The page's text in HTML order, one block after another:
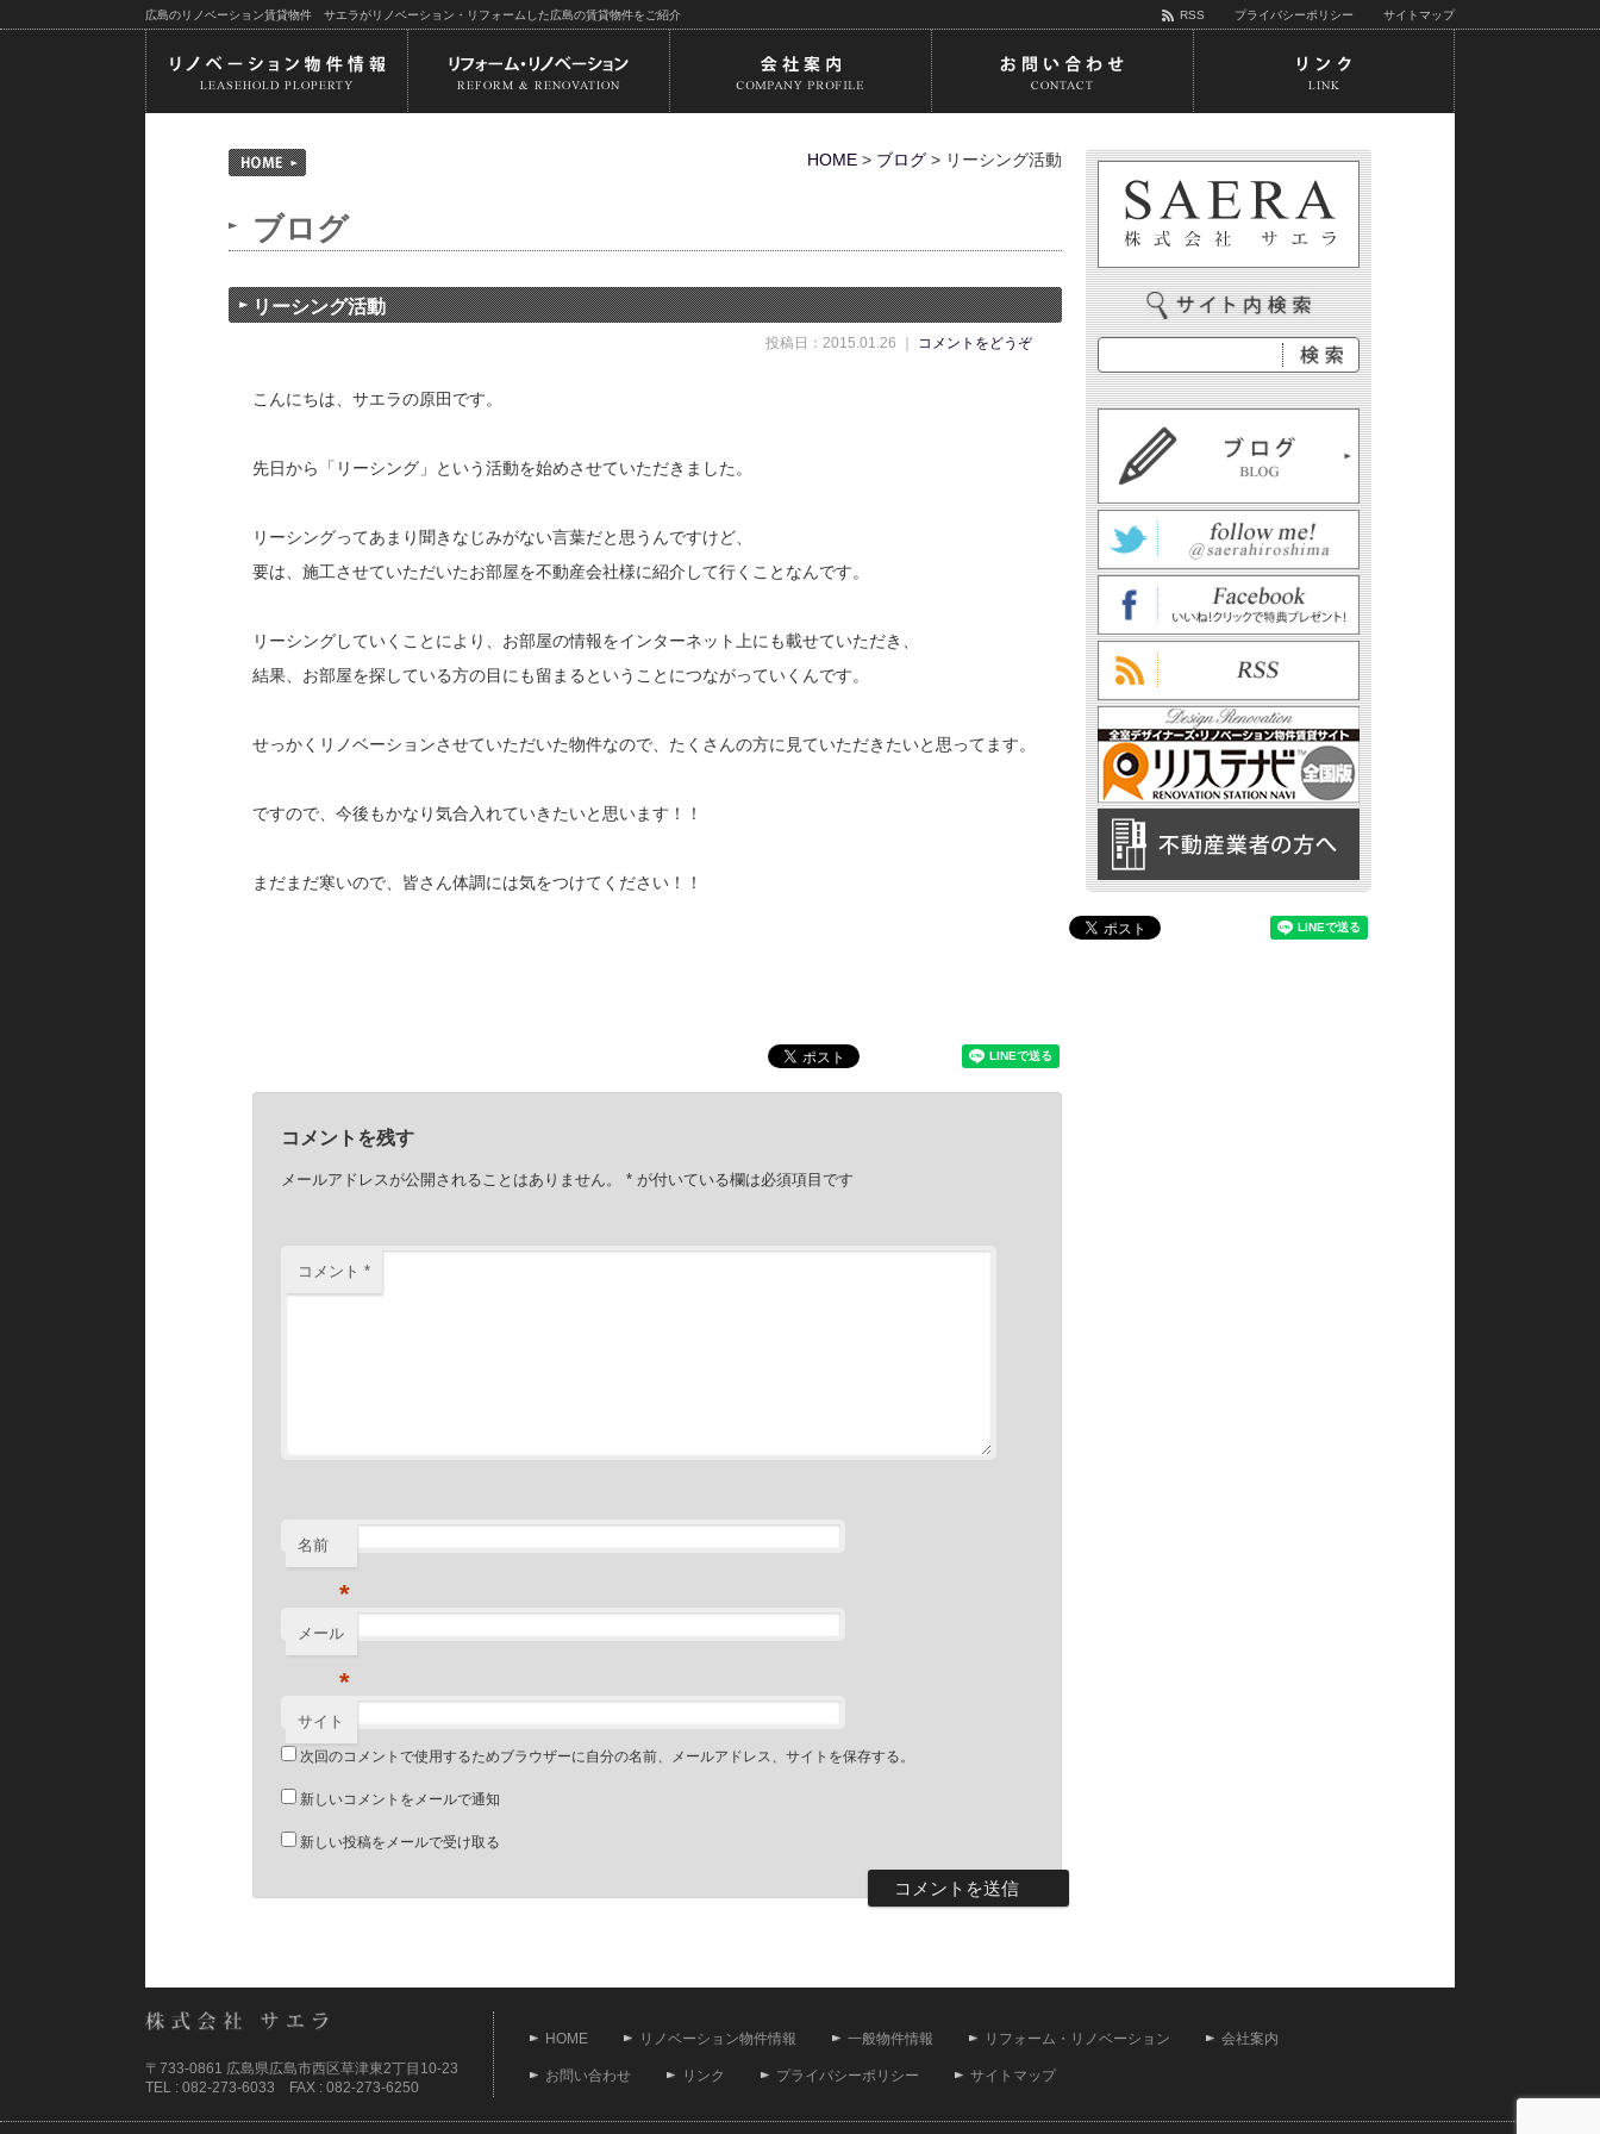
広島のリノベーション賃貸物件 サエラがリノベーション・リフォームした広島の賃貸物件をご紹介 RSS プライバシーポリシー サイトマップ
HOME > ブログ > リーシング活動
ブログ
リーシング活動
投稿日：2015.01.26 ｜ コメントをどうぞ
こんにちは、サエラの原田です。
先日から「リーシング」という活動を始めさせていただきました。
リーシングってあまり聞きなじみがない言葉だと思うんですけど、
要は、施工させていただいたお部屋を不動産会社様に紹介して行くことなんです。
リーシングしていくことにより、お部屋の情報をインターネット上にも載せていただき、
結果、お部屋を探している方の目にも留まるということにつながっていくんです。
せっかくリノベーションさせていただいた物件なので、たくさんの方に見ていただきたいと思ってます。
ですので、今後もかなり気合入れていきたいと思います！！
まだまだ寒いので、皆さん体調には気をつけてください！！
コメントを残す
メールアドレスが公開されることはありません。 *が付いている欄は必須項目です
コメント *
名前
*
メール
*
サイト
次回のコメントで使用するためブラウザーに自分の名前、メールアドレス、サイトを保存する。
新しいコメントをメールで通知
新しい投稿をメールで受け取る
〒733-0861 広島県広島市西区草津東2丁目10-23
TEL : 082-273-6033 FAX : 082-273-6250
HOME リノベーション物件情報 一般物件情報 リフォーム・リノベーション 会社案内
お問い合わせ リンク プライバシーポリシー サイトマップ